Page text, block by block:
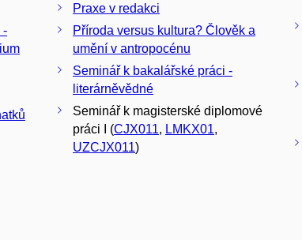
-
Praxe v redakci
Příroda versus kultura? Člověk a
umění v antropocénu
Seminář k bakalářské práci -
literárněvědné
Seminář k magisterské diplomové
práci I (CJX011, LMKX01,
UZCJX011)